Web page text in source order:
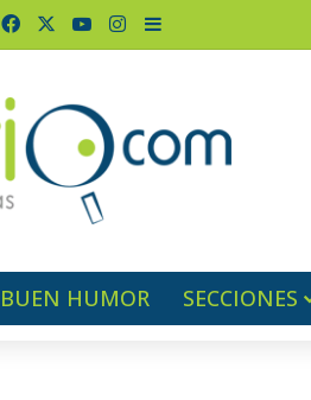
FacebookYouTubeInstagram
Barra lateral
BUEN HUMOR SECCIONES